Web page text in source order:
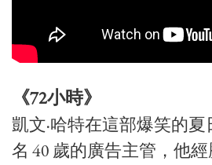
《72小時》
凱文·哈特在這部爆笑的
名 40 歲的廣告主管，他